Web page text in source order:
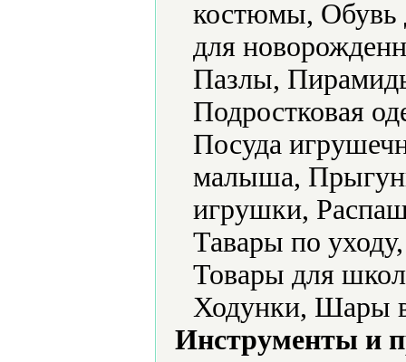
костюмы, Обувь
для
Пазлы,
Подростковая
Посуда
малыша,
игрушки,
Тавары по
Товары для
Ходунки, Шары
Инструменты и